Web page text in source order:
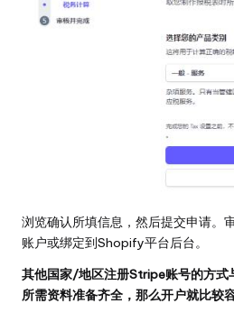
浏览确认所填信息，然后提交申请。
账户或绑定到Shopify平台后台。
其他国家/地区注册Stripe账号的方式
所需资料准备齐全，那么开户就比较容